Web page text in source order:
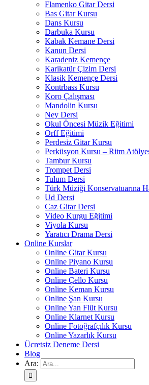
Flamenko Gitar Dersi
Bas Gitar Kursu
Dans Kursu
Darbuka Kursu
Kabak Kemane Dersi
Kanun Dersi
Karadeniz Kemençe
Karikatür Çizim Dersi
Klasik Kemençe Dersi
Kontrbass Kursu
Koro Çalışması
Mandolin Kursu
Ney Dersi
Okul Öncesi Müzik Eğitimi
Orff Eğitimi
Perdesiz Gitar Kursu
Perküsyon Kursu – Ritm
Tambur Kursu
Trompet Dersi
Tulum Dersi
Türk Müziği Konservatuarına
Ud Dersi
Caz Gitar Dersi
Video Kurgu Eğitimi
Viyola Kursu
Yaratıcı Drama Dersi
Online Kurslar
Online Gitar Kursu
Online Piyano Kursu
Online Bateri Kursu
Online Çello Kursu
Online Keman Kursu
Online Şan Kursu
Online Yan Flüt Kursu
Online Klarnet Kursu
Online Fotoğrafçılık Kursu
Online Yazarlık Kursu
Ücretsiz Deneme Dersi
Blog
Ara: